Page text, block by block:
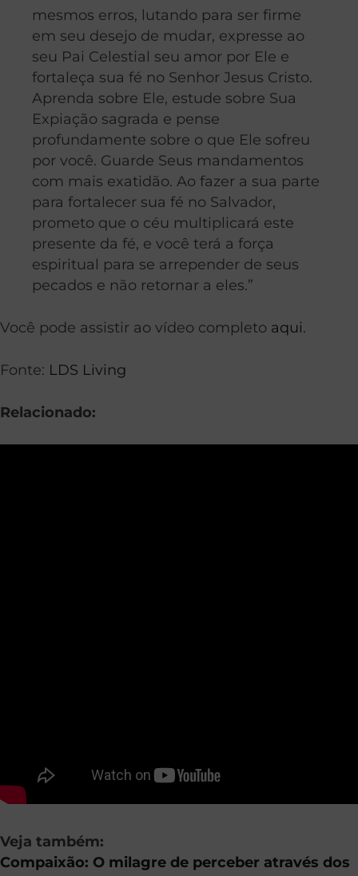
mesmos erros, lutando para ser firme
em seu desejo de mudar, expresse ao
seu Pai Celestial seu amor por Ele e
fortaleça sua fé no Senhor Jesus Cristo.
Aprenda sobre Ele, estude sobre Sua
Expiação sagrada e pense
profundamente sobre o que Ele sofreu
por você. Guarde Seus mandamentos
com mais exatidão. Ao fazer a sua parte
para fortalecer sua fé no Salvador,
prometo que o céu multiplicará este
presente da fé, e você terá a força
espiritual para se arrepender de seus
pecados e não retornar a eles.”
Você pode assistir ao vídeo completo aqui.
Fonte: LDS Living
Relacionado:
Veja também:
Compaixão: O milagre de perceber através dos